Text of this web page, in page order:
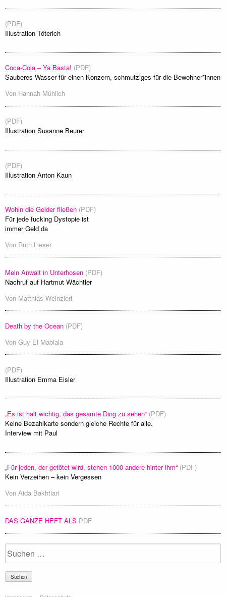
(PDF)
Illustration Töterich
Coca-Cola – Ya Basta! (PDF)
Sauberes Wasser für einen Konzern, schmutziges für die Bewohner*innen
Von Hannah Mühlich
(PDF)
Illustration Susanne Beurer
(PDF)
Illustration Anton Kaun
Wohin die Gelder fließen (PDF)
Für jede fucking Dystopie ist
immer Geld da
Von Ruth Lieser
Mein Anwalt in Unterhosen (PDF)
Nachruf auf Hartmut Wächtler
Von Matthias Weinzierl
Death by the Ocean (PDF)
Von Guy-El Mabiala
(PDF)
Illustration Emma Eisler
„Es ist halt wichtig, das gesamte Ding zu sehen“ (PDF)
Keine Bezahlkarte sondern gleiche Rechte für alle.
Interview mit Paul
„Für jeden, der getötet wird, stehen 1000 andere hinter ihm“ (PDF)
Kein Verzeihen – kein Vergessen
Von Aida Bakhtiari
DAS GANZE HEFT ALS PDF
Suchen
nach: